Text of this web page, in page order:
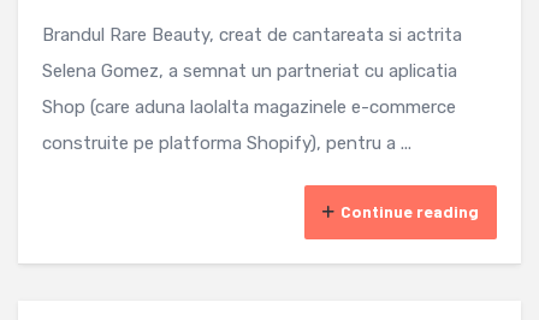
Brandul Rare Beauty, creat de cantareata si actrita
Selena Gomez, a semnat un partneriat cu aplicatia
Shop (care aduna laolalta magazinele e-commerce
construite pe platforma Shopify), pentru a ...
Continue reading